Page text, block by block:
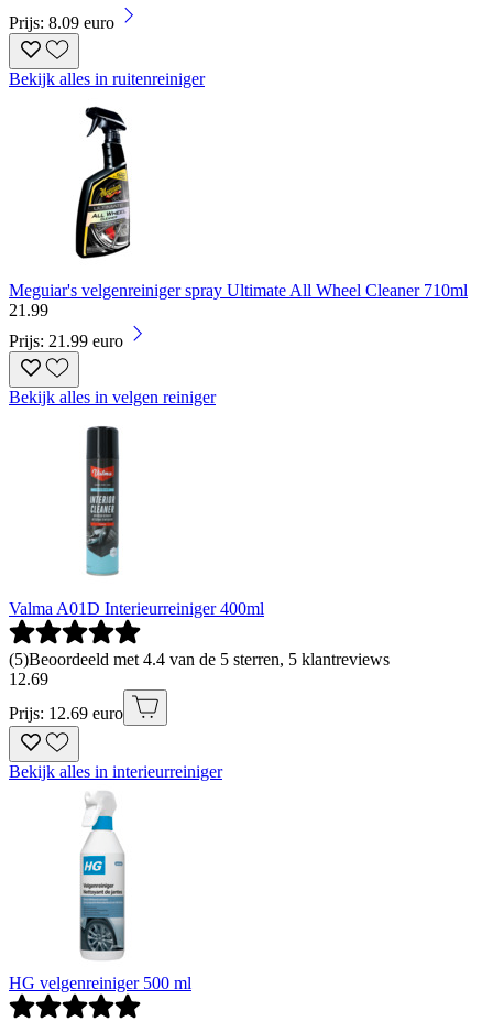
Prijs: 8.09 euro
Bekijk alles in ruitenreiniger
Meguiar's velgenreiniger spray Ultimate All Wheel Cleaner 710ml
21 .99
Prijs: 21.99 euro
Bekijk alles in velgen reiniger
Valma A01D Interieurreiniger 400ml
(5)Beoordeeld met 4.4 van de 5 sterren, 5 klantreviews
12.69
Prijs: 12.69 euro
Bekijk alles in interieurreiniger
HG velgenreiniger 500 ml